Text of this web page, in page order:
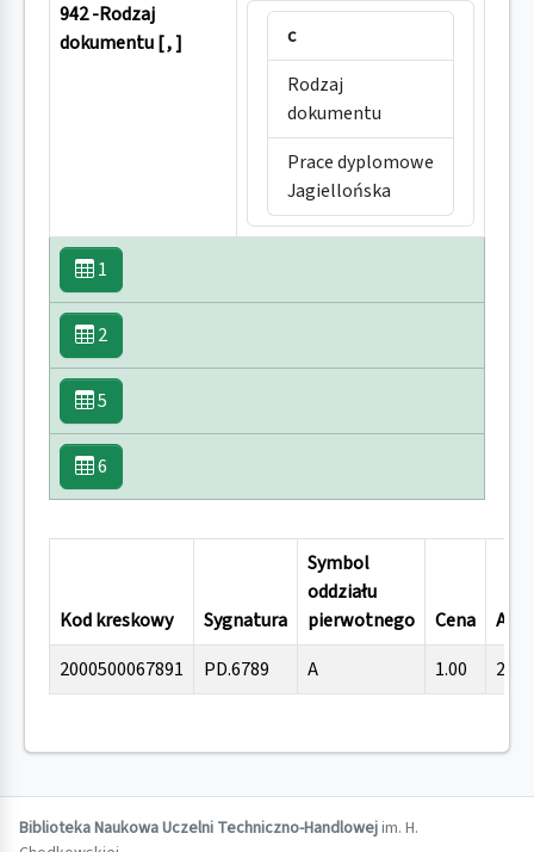
942 -Rodzaj
dokumentu [ , ]
c
Rodzaj
dokumentu
Prace dyplomowe
Jagiellońska
1
2
5
6
Kod kreskowy Sygnatura
Symbol
oddziału
pierwotnego
Cena
2000500067891
PD.6789 A 1.00 2014
Biblioteka Naukowa Uczelni Techniczno-Handlowejim. H.